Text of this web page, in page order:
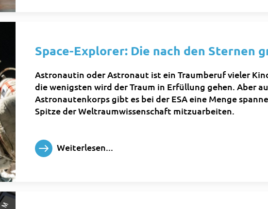
Space-Explorer: Die nach den Sternen
Astronautin oder Astronaut ist ein Traumberuf vieler
die wenigsten wird der Traum in Erfüllung gehen. Aber
Astronautenkorps gibt es bei der ESA eine Menge
Spitze der Weltraumwissenschaft mitzuarbeiten.
Weiterlesen...